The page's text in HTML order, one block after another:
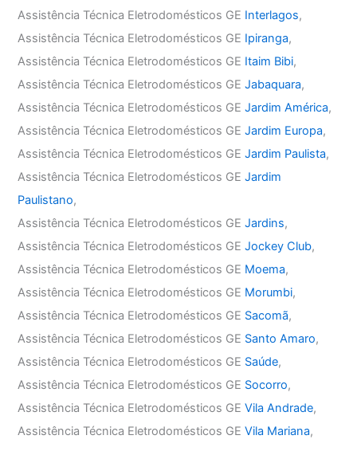
Assistência Técnica Eletrodomésticos GE Interlagos,
Assistência Técnica Eletrodomésticos GE Ipiranga,
Assistência Técnica Eletrodomésticos GE Itaim Bibi,
Assistência Técnica Eletrodomésticos GEJabaquara,
Assistência Técnica Eletrodomésticos GEJardim América,
Assistência Técnica Eletrodomésticos GEJardim Europa,
Assistência Técnica Eletrodomésticos GEJardim Paulista,
Assistência Técnica Eletrodomésticos GEJardim
Paulistano,
Assistência Técnica Eletrodomésticos GEJardins,
Assistência Técnica Eletrodomésticos GEJockey Club,
Assistência Técnica Eletrodomésticos GE Moema,
Assistência Técnica Eletrodomésticos GE Morumbi,
Assistência Técnica Eletrodomésticos GE Sacomã,
Assistência Técnica Eletrodomésticos GE Santo Amaro,
Assistência Técnica Eletrodomésticos GE Saúde,
Assistência Técnica Eletrodomésticos GE Socorro,
Assistência Técnica Eletrodomésticos GEVila Andrade,
Assistência Técnica Eletrodomésticos GEVila Mariana,